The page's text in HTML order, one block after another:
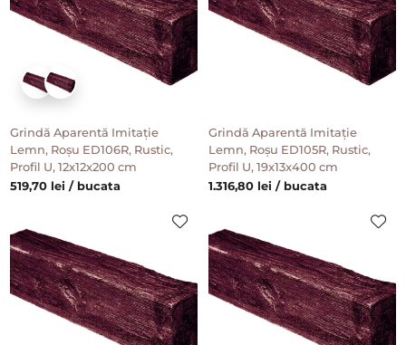
Grindă Aparentă Imitație
Lemn, Roșu ED106R, Rustic,
Profil U, 12x12x200 cm
519,70 lei / bucata
Grindă Aparentă Imitație
Lemn, Roșu ED105R, Rustic,
Profil U, 19x13x400 cm
1.316,80 lei / bucata